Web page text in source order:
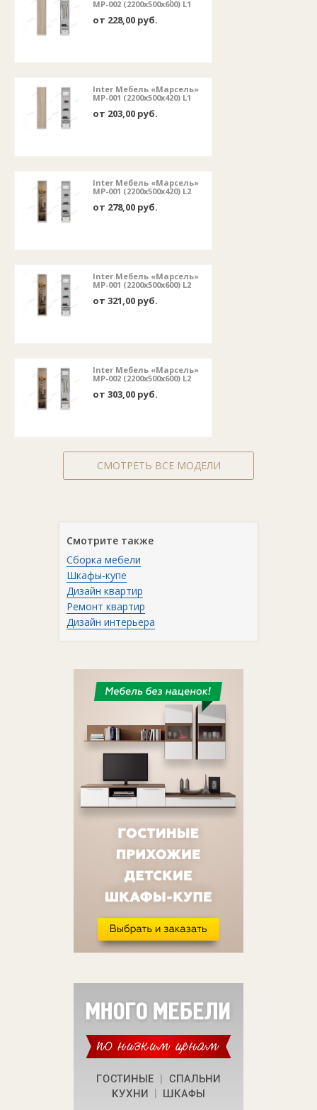
МР-002 (2200x500x600) L1
от 228,00 руб.
Inter Мебель «Марсель»
МР-001 (2200x500x420) L1
от 203,00 руб.
Inter Мебель «Марсель»
МР-001 (2200x500x420) L2
от 278,00 руб.
Inter Мебель «Марсель»
МР-001 (2200x500x600) L2
от 321,00 руб.
Inter Мебель «Марсель»
МР-002 (2200x500x600) L2
от 303,00 руб.
СМОТРЕТЬ ВСЕ МОДЕЛИ
Смотрите также
Сборка мебели
Шкафы-купе
Дизайн квартир
Ремонт квартир
Дизайн интерьера